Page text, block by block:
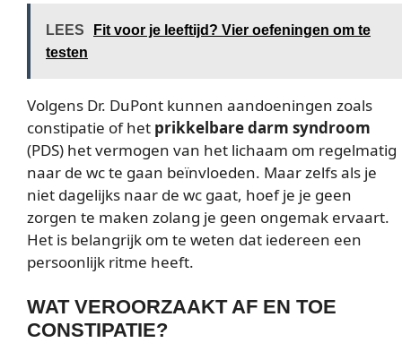
LEES
Fit voor je leeftijd? Vier oefeningen om te
testen
Volgens Dr. DuPont kunnen aandoeningen zoals
constipatie of het prikkelbare darm syndroom
(PDS) het vermogen van het lichaam om regelmatig
naar de wc te gaan beïnvloeden. Maar zelfs als je
niet dagelijks naar de wc gaat, hoef je je geen
zorgen te maken zolang je geen ongemak ervaart.
Het is belangrijk om te weten dat iedereen een
persoonlijk ritme heeft.
WAT VEROORZAAKT AF EN TOE
CONSTIPATIE?